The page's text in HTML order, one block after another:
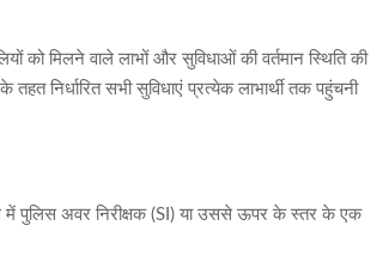
को मिलने वाले लाभों और सुविधाओं की वर्तमान स्थिति की
तहत निर्धारित सभी सुविधाएं प्रत्येक लाभार्थी तक पहुंचनी
में पुलिस अवर निरीक्षक (SI) या उससे ऊपर के स्तर के एक